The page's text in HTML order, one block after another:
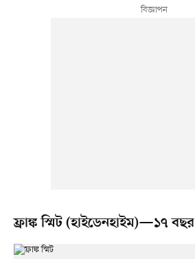
ফ্রাঙ্ক স্মিট (হাইডেনহাইম)—১৭ বছর